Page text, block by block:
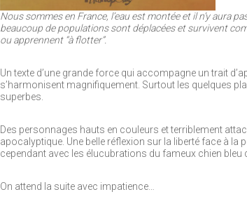
Nous sommes en France, l’eau est montée et il n’y aura
beaucoup de populations sont déplacées et survivent
ou apprennent “à flotter”.
Un texte d’une grande force qui accompagne un trait
s’harmonisent magnifiquement. Surtout les quelques
superbes.
Des personnages hauts en couleurs et terriblement
apocalyptique. Une belle réflexion sur la liberté face à la
cependant avec les élucubrations du fameux chien bleu
On attend la suite avec impatience…